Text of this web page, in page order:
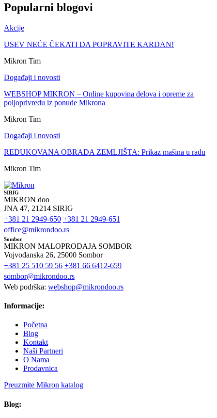
Popularni blogovi
Akcije
USEV NEĆE ČEKATI DA POPRAVITE KARDAN!
Mikron Tim
Događaji i novosti
WEBSHOP MIKRON – Online kupovina delova i opreme za
poljoprivredu iz ponude Mikrona
Mikron Tim
Događaji i novosti
REDUKOVANA OBRADA ZEMLJIŠTA: Prikaz mašina u radu
Mikron Tim
SIRIG
MIKRON doo
JNA 47, 21214 SIRIG
+381 21 2949-650 +381 21 2949-651
office@mikrondoo.rs
Sombor
MIKRON MALOPRODAJA SOMBOR
Vojvođanska 26, 25000 Sombor
+381 25 510 59 56 +381 66 6412-659
sombor@mikrondoo.rs
Web podrška: webshop@mikrondoo.rs
Informacije:
Početna
Blog
Kontakt
Naši Partneri
O Nama
Prodavnica
Preuzmite Mikron katalog
Blog: